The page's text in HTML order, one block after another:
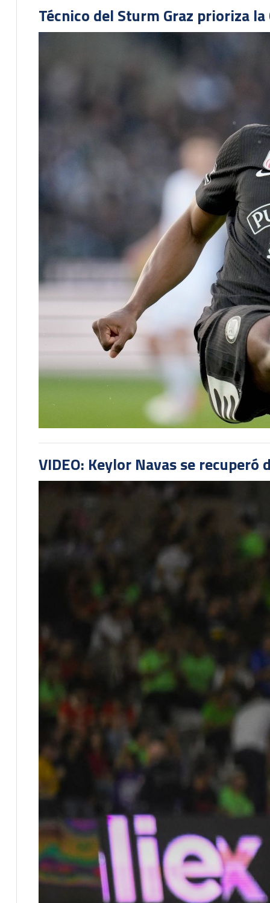
Técnico del Sturm Graz prioriza
VIDEO: Keylor Navas se